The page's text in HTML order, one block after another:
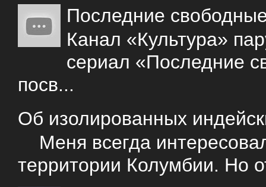
Последние
Канал «Культура»
сериал «Последние
посв...
Об изолированных
Меня всегда
территории Колумбии. Но